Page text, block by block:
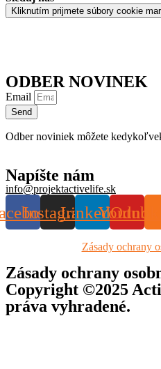
Kliknutím prijmete súbory cookie
ODBER NOVINEK
Email
Send
Odber noviniek môžete
Napíšte nám
info@projektactivelife.sk
InstagramLinkedin
Youtube
Zásady ochrany
Zásady ochrany
Copyright ©2025
práva vyhradené.